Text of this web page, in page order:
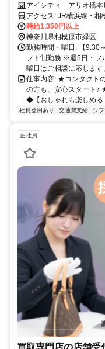
歓迎／しっかり稼げるフル
に活躍中／従業員割引あり
アイシティ アリオ橋本
アクセス: JR横
時給1,350円以上
神奈川県相模原市緑区
勤務時間・曜日: 【9:30
フト制勤務 ※週5日・フ
曜日はご相談に応じま
仕事内容: ★コンタクト
の⽅も、安心スタート♪
◆【おしゃれも楽しめる
社員登用あり 交通費支給 シ
正社員
買取専門店の店舗受